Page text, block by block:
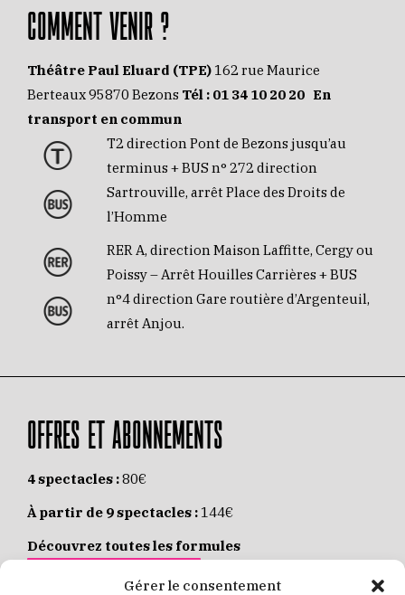
Gérer le consentement
COMMENT VENIR ?
Théâtre Paul Eluard (TPE) 162 rue Maurice
Berteaux 95870 Bezons Tél : 01 34 10 20 20 En
transport en commun
T2 direction Pont de Bezons jusqu’au
terminus + BUS n° 272 direction
Sartrouville, arrêt Place des Droits de
l’Homme
RER A, direction Maison Laffitte, Cergy ou
Poissy – Arrêt Houilles Carrières + BUS
n°4 direction Gare routière d’Argenteuil,
arrêt Anjou.
OFFRES ET ABONNEMENTS
4 spectacles :80€
À partir de 9 spectacles : 144€
Découvrez toutes les formules
JE M’ABONNE EN LIGNE